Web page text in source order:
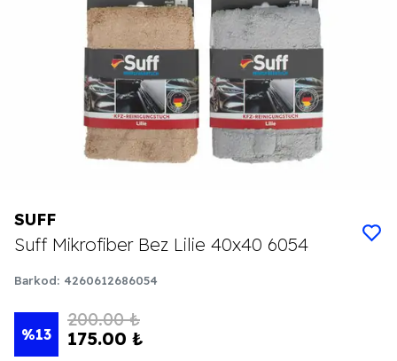
SUFF
Suff Mikrofiber Bez Lilie 40x40 6054
Barkod: 4260612686054
%13
200.00 ₺
175.00 ₺